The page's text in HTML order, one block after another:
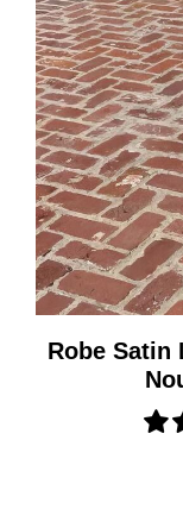
Robe Satin